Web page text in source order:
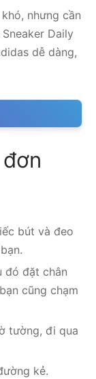
nhưng cần
Daily
dễ dàng,
bút và đeo
đó đặt chân
cũng chạm
tường, đi qua
kẻ.